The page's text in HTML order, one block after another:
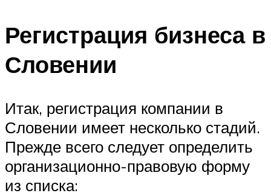
Регистрация бизнеса в
Словении
Итак, регистрация компании в
Словении имеет несколько стадий.
Прежде всего следует определить
организационно-правовую форму
из списка: